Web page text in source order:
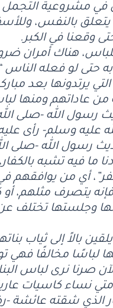
في مشروعية
بالنفس،
وقعنا في الكبر.
هناك أمران
به حتى لو فعله
التي يرتدونها بعد
من عاداتهم ومنها
رسول الله -صلى
عليه وسلم- رأى
رسول الله -
ما فيه تشبه
أي من يوافقهم
فإنه يتصرف مثلهم،
وجلستها تختلف
يلقين بالاً إلى ثياب
لباسًا مخالفًا فهي
صرنا نرى لباس
نساء كاسيات
الذي شقته عائشة -